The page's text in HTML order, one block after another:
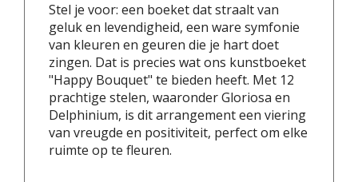
Stel je voor: een boeket dat straalt van
geluk en levendigheid, een ware symfonie
van kleuren en geuren die je hart doet
zingen. Dat is precies wat ons kunstboeket
"Happy Bouquet" te bieden heeft. Met 12
prachtige stelen, waaronder Gloriosa en
Delphinium, is dit arrangement een viering
van vreugde en positiviteit, perfect om elke
ruimte op te fleuren.